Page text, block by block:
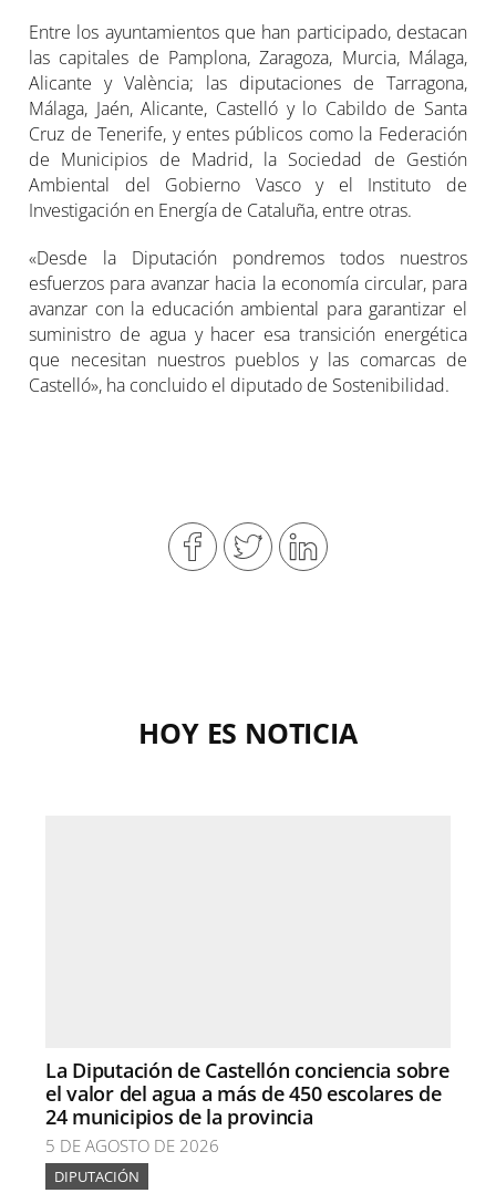
Entre los ayuntamientos que han participado, destacan
las capitales de Pamplona, Zaragoza, Murcia, Málaga,
Alicante y València; las diputaciones de Tarragona,
Málaga, Jaén, Alicante, Castelló y lo Cabildo de Santa
Cruz de Tenerife, y entes públicos como la Federación
de Municipios de Madrid, la Sociedad de Gestión
Ambiental del Gobierno Vasco y el Instituto de
Investigación en Energía de Cataluña, entre otras.
«Desde la Diputación pondremos todos nuestros
esfuerzos para avanzar hacia la economía circular, para
avanzar con la educación ambiental para garantizar el
suministro de agua y hacer esa transición energética
que necesitan nuestros pueblos y las comarcas de
Castelló», ha concluido el diputado de Sostenibilidad.
HOY ES NOTICIA
La Diputación de Castellón conciencia sobre
el valor del agua a más de 450 escolares de
24 municipios de la provincia
5 DE AGOSTO DE 2026
DIPUTACIÓN